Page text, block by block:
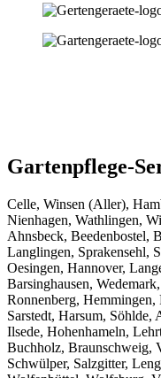
Gartenpflege-
Celle, Winsen (Aller),
Nienhagen, Wathlingen,
Ahnsbeck, Beedenbostel,
Langlingen, Sprakensehl,
Oesingen, Hannover,
Barsinghausen,
Ronnenberg, Hemmingen,
Sarstedt, Harsum, Söhlde,
Ilsede, Hohenhameln,
Buchholz, Braunschweig,
Schwülper, Salzgitter,